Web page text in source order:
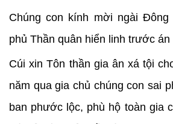
Chúng con kính mời ngài
phủ Thần quân hiển linh trước
Cúi xin Tôn thần gia ân xá tội
năm qua gia chủ chúng con sai
ban phước lộc, phù hộ toàn gia